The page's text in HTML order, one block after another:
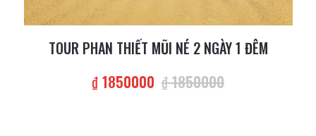
TOUR PHAN THIẾT MŨI NÉ 2 NGÀY 1 ĐÊM
₫ 1850000 ₫ 1850000